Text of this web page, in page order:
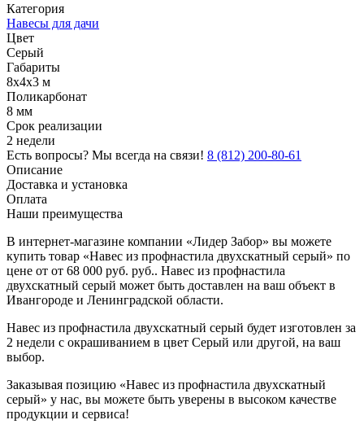
Категория
Навесы для дачи
Цвет
Серый
Габариты
8х4х3 м
Поликарбонат
8 мм
Срок реализации
2 недели
Есть вопросы? Мы всегда на связи! 8 (812) 200-80-61
Описание
Доставка и установка
Оплата
Наши преимущества
В интернет-магазине компании «Лидер Забор» вы можете
купить товар «Навес из профнастила двухскатный серый» по
цене от от 68 000 руб. руб.. Навес из профнастила
двухскатный серый может быть доставлен на ваш объект в
Ивангороде и Ленинградской области.
Навес из профнастила двухскатный серый будет изготовлен за
2 недели с окрашиванием в цвет Серый или другой, на ваш
выбор.
Заказывая позицию «Навес из профнастила двухскатный
серый» у нас, вы можете быть уверены в высоком качестве
продукции и сервиса!